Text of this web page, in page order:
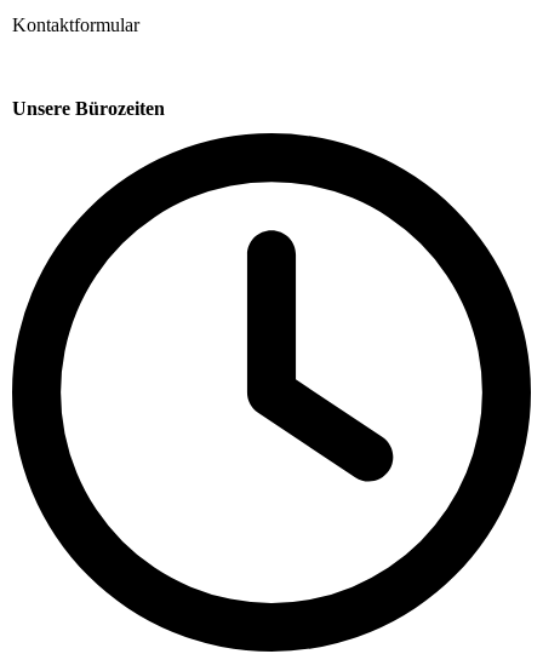
Kontaktformular
Unsere Bürozeiten